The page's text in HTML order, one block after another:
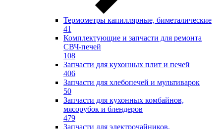
Термометры капиллярные, биметалические
41
Комплектующие и запчасти для ремонта
СВЧ-печей
108
Запчасти для кухонных плит и печей
406
Запчасти для хлебопечей и мультиварок
50
Запчасти для кухонных комбайнов,
мясорубок и блендеров
479
Запчасти для электрочайников,